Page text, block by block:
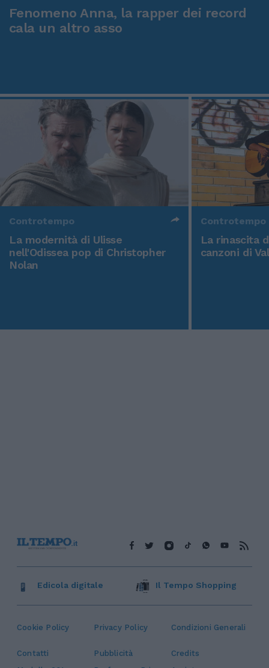
Fenomeno Anna, la rapper dei record
cala un altro asso
Controtempo
La modernità di Ulisse
nell'Odissea pop di Christopher
Nolan
Controtempo
La rinascita
canzoni di
Cookie Policy Privacy Policy Condizioni Generali
Contatti Pubblicità
Credits
Edicola digitale Il Tempo Shopping